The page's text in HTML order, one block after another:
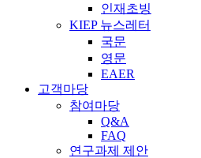
인재초빙
KIEP 뉴스레터
국문
영문
EAER
고객마당
참여마당
Q&A
FAQ
연구과제 제안